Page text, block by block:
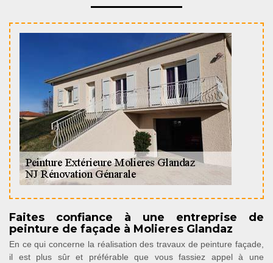
Faites confiance à une entreprise de
peinture de façade à Molieres Glandaz
En ce qui concerne la réalisation des travaux de peinture façade,
il est plus sûr et préférable que vous fassiez appel à une